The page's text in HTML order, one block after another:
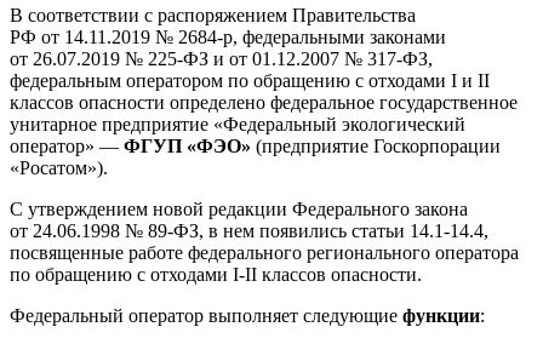
В соответствии с распоряжением Правительства
РФ от 14.11.2019 № 2684-р, федеральными законами
от 26.07.2019 № 225-ФЗ и от 01.12.2007 № 317-ФЗ,
федеральным оператором по обращению с отходами I и II
классов опасности определено федеральное государственное
унитарное предприятие «Федеральный экологический
оператор» — ФГУП «ФЭО» (предприятие Госкорпорации
«Росатом»).
С утверждением новой редакции Федерального закона
от 24.06.1998 № 89-ФЗ, в нем появились статьи 14.1-14.4,
посвященные работе федерального регионального оператора
по обращению с отходами I-II классов опасности.
Федеральный оператор выполняет следующие функции: